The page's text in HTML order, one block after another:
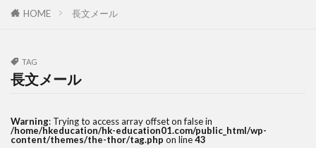
HOME 長文メール
TAG
長文メール
Warning: Trying to access array offset on false in
/home/hkeducation/hk-education01.com/public_html/wp-
content/themes/the-thor/tag.php on line43